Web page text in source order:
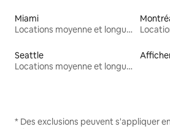
Miami
Locations moyenne et longue durée
Seattle
Locations moyenne et longue durée
* Des exclusions peuvent s'appliquer